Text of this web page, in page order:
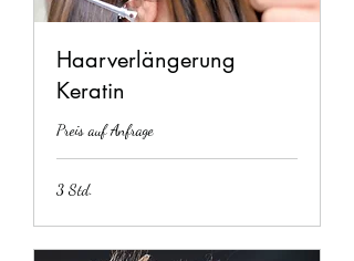
Haarverlängerung
Keratin
Preis auf Anfrage
3 Std.